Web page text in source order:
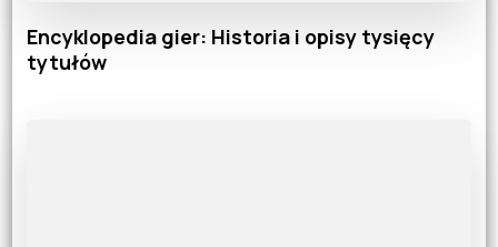
Encyklopedia gier: Historia i opisy tysięcy
tytułów